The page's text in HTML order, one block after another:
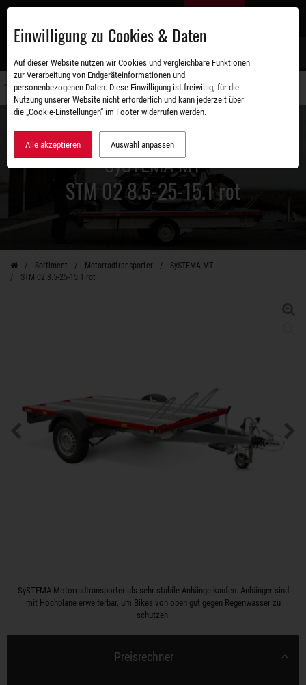
Zum
SySTEMA MT
STM 02 8.5-25-15.1 rot
Sortiment Motorradtransporter
SySTEMA MT
STM 02 8.5-25-15.1 rot
SySTEMA Motorradtransporter als sehr stabile Anhänge kaufen. Anhänger sind
mit Hochplane erweiterbar, um Bikes von oben gut gegen Regenwasser zu
schützen.
Preisrechner
Einwilligung zu Cookies & Daten
Auf dieser Website nutzen wir Cookies und vergleichbare Funktionen
zur Verarbeitung von Endgeräteinformationen und
personenbezogenen Daten. Diese Einwilligung ist freiwillig, für die
Nutzung unserer Website nicht erforderlich und kann jederzeit über
die „Cookie-Einstellungen“ im Footer widerrufen werden.
Alle akzeptieren Auswahl anpassen